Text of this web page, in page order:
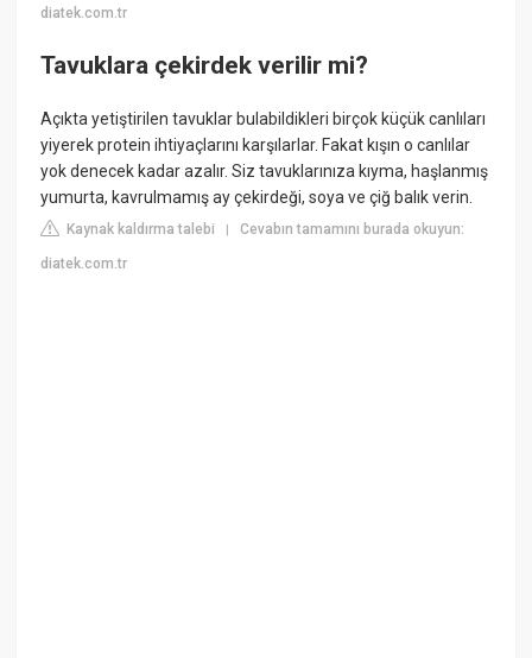
diatek.com.tr
Tavuklara çekirdek verilir mi?
Açıkta yetiştirilen tavuklar bulabildikleri birçok küçük canlıları
yiyerek protein ihtiyaçlarını karşılarlar. Fakat kışın o canlılar
yok denecek kadar azalır. Siz tavuklarınıza kıyma, haşlanmış
yumurta, kavrulmamış ay çekirdeği, soya ve çiğ balık verin.
Kaynak kaldırma talebi |Cevabın tamamını burada okuyun:
diatek.com.tr